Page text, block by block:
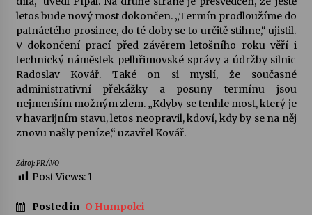
letos bude nový most dokončen. „Termín prodloužíme do
patnáctého prosince, do té doby se to určitě stihne,“ ujistil.
V dokončení prací před závěrem letošního roku věří i
technický náměstek pelhřimovské správy a údržby silnic
Radoslav Kovář. Také on si myslí, že současné
administrativní překážky a posuny termínu jsou
nejmenším možným zlem. „Kdyby se tenhle most, který je
v havarijním stavu, letos neopravil, kdoví, kdy by se na něj
znovu našly peníze,“ uzavřel Kovář.
Zdroj: PRÁVO
Post Views: 1
Posted in O Humpolci